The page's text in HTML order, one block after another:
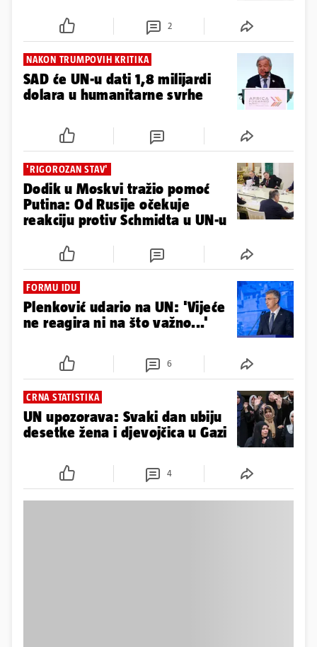
2
NAKON TRUMPOVIH KRITIKA
SAD će UN-u dati 1,8 milijardi
dolara u humanitarne svrhe
'RIGOROZAN STAV'
Dodik u Moskvi tražio pomoć
Putina: Od Rusije očekuje
reakciju protiv Schmidta u UN-u
FORMU IDU
Plenković udario na UN: 'Vijeće
ne reagira ni na što važno...'
6
CRNA STATISTIKA
UN upozorava: Svaki dan ubiju
desetke žena i djevojčica u Gazi
4